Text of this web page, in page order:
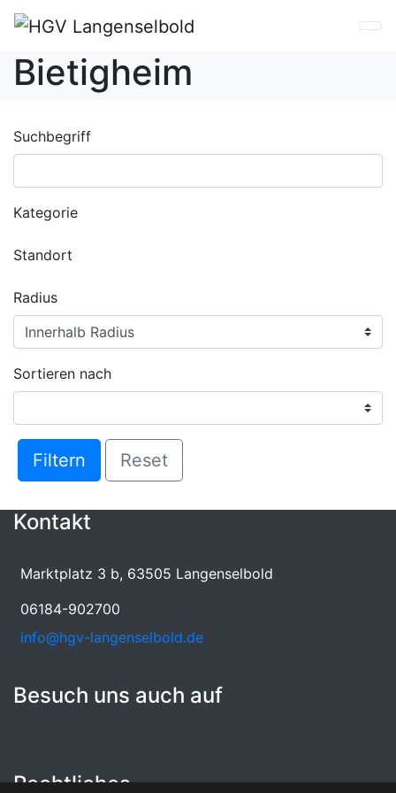
Bietigheim
Suchbegriff
Kategorie
Standort
Radius
Sortieren nach
Filtern Reset
Rechtliches
Kontakt
Marktplatz 3 b, 63505 Langenselbold
06184-902700
info@hgv-langenselbold.de
Besuch uns auch auf